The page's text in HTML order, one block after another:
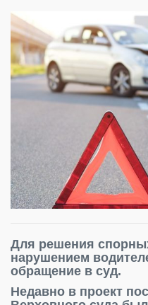
Для решения
нарушением
обращение в суд.
Недавно в проект